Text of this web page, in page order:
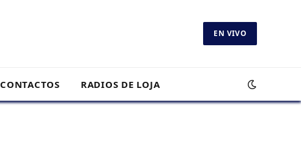
EN VIVO
CONTACTOS RADIOS DE LOJA